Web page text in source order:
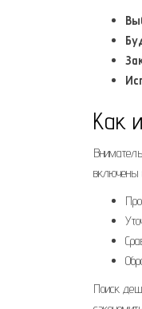
Как
включены
Поиск